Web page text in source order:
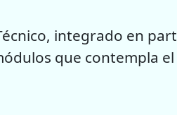
integrado en
que contempla el